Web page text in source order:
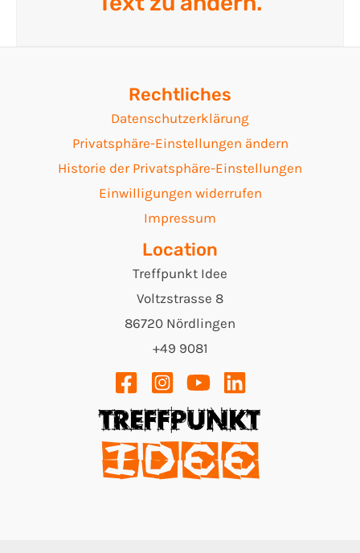
Rechtliches
Datenschutzerklärung
Privatsphäre-Einstellungen ändern
Historie der Privatsphäre-Einstellungen
Einwilligungen widerrufen
Impressum
Location
Treffpunkt Idee
Voltzstrasse 8
86720 Nördlingen
+49 9081